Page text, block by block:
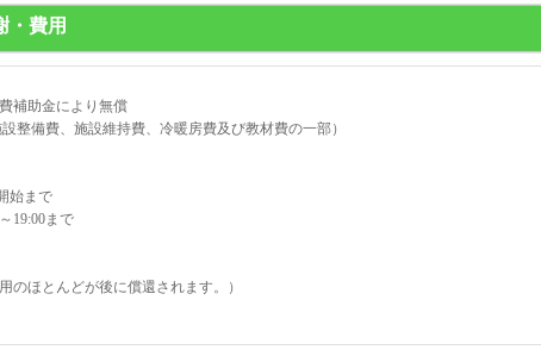
・費用
補助金により無償
整備費、施設維持費、冷暖房費及び教材費の一部）
始まで
19:00まで
ほとんどが後に償還されます。）